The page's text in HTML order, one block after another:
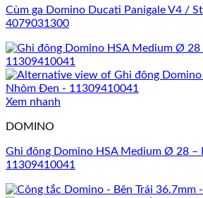
Cùm ga Domino Ducati Panigale V4 /
4079031300
Xem nhanh
DOMINO
Ghi đông Domino HSA Medium Ø 28 –
11309410041